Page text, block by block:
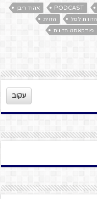
PODCAST
אהוד ריבן
הזווית לסל
הזוית
פודקאסט הזווית
עקוב